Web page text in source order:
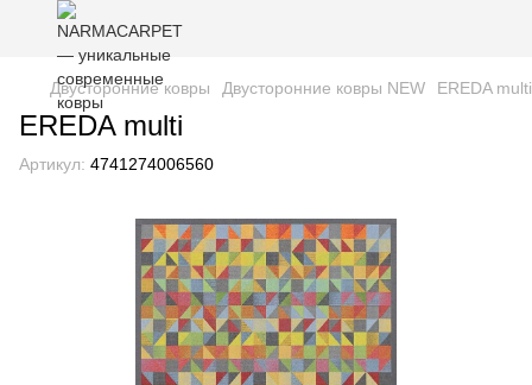
Двусторонние ковры Двусторонние ковры NEW EREDA multi
EREDA multi
Артикул: 4741274006560